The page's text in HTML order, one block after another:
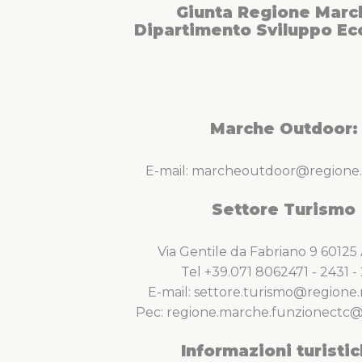
custode dei viaggiatori della media valle del
paese dove potrete ammirare il “Cappellone”,
Giunta Regione
Dipartimento Sviluppo
Marche Outdoor:
E-mail:
Settore Turismo
Via Gentile da Fabriano 9 60125
Tel +39.071 8062471 - 2431 -
E-mail:
Pec:
Informazioni